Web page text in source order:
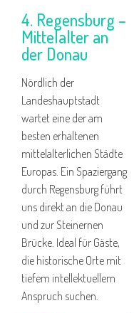
4. Regensburg –
Mittelalter an
der Donau
Nördlich der
Landeshauptstadt
wartet eine der am
besten erhaltenen
mittelalterlichen Städte
Europas. Ein Spaziergang
durch Regensburg führt
uns direkt an die Donau
und zur Steinernen
Brücke. Ideal für Gäste,
die historische Orte mit
tiefem intellektuellem
Anspruch suchen.